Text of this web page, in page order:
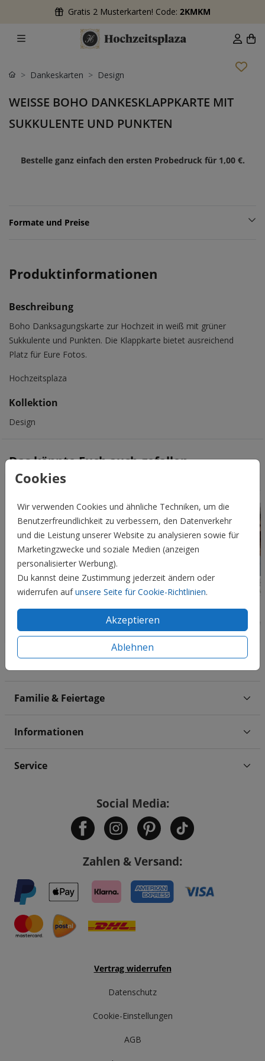
Gratis 2 Musterkarten! Code: 2KMKM
Cookies
Wir verwenden Cookies und ähnliche Techniken, um die
Benutzerfreundlichkeit zu verbessern, den Datenverkehr
und die Leistung unserer Website zu analysieren sowie für
Marketingzwecke und soziale Medien (anzeigen
personalisierter Werbung).
Du kannst deine Zustimmung jederzeit ändern oder
widerrufen aufunsere Seite für Cookie-Richtlinien.
Akzeptieren
Ablehnen
Dankeskarten Design
WEISSE BOHO DANKESKLAPPKARTE MIT S
UKKULENTE UND PUNKTEN
Bestelle ganz einfach den ersten Probedruck für 1,00 €.
Formate und Preise
Produktinformationen
Beschreibung
Boho Danksagungskarte zur Hochzeit in weiß mit grüner
Sukkulente und Punkten. Die Klappkarte bietet ausreichend
Platz für Eure Fotos.
Hochzeitsplaza
Kollektion
Design
Das könnte Euch auch gefallen
Familie & Feiertage
Informationen
Service
Social Media:
Zahlen & Versand:
Vertrag widerrufen
Datenschutz
Cookie-Einstellungen
AGB